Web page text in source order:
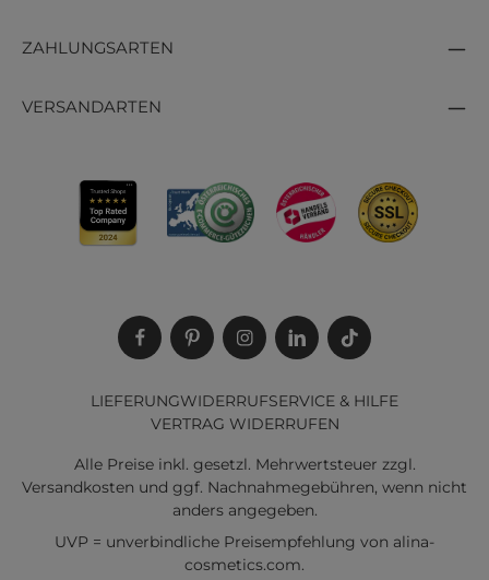
ZAHLUNGSARTEN
VERSANDARTEN
LIEFERUNGWIDERRUFSERVICE & HILFE
VERTRAG WIDERRUFEN
Alle Preise inkl. gesetzl. Mehrwertsteuer zzgl.
Versandkosten und ggf. Nachnahmegebühren, wenn nicht
anders angegeben.
UVP = unverbindliche Preisempfehlung von alina-
cosmetics.com.